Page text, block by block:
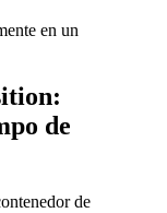
en un
de
de